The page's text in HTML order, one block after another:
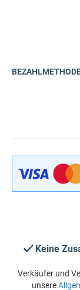
Keine
Verkäufer und
unsere